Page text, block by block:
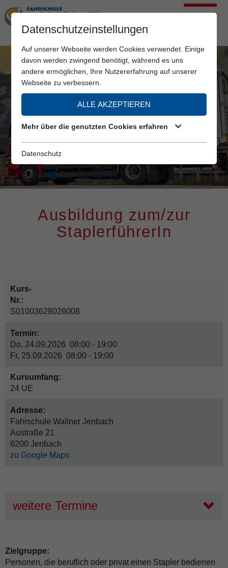
Ausbildung zum/zur
StaplerführerIn
Kurs-
Nr.:
S01003628026008
Termin:
Do, 24.09.2026 08:00 - 19:00
Fr, 25.09.2026 08:00 - 19:00
Kursumfang:
24 UE
Adresse:
Fahrschule Wallner Jenbach
Austraße 21
6200 Jenbach
zu Google Maps
weitere Termine
Zielgruppe:
Personen, die beruflich oder privat einen Stapler bedienen
Datenschutzeinstellungen
Auf unserer Webseite werden Cookies verwendet. Einige
davon werden zwingend benötigt, während es uns
andere ermöglichen, Ihre Nutzererfahrung auf unserer
Webseite zu verbessern.
ALLE AKZEPTIEREN
Mehr über die genutzten Cookies erfahren
Datenschutz